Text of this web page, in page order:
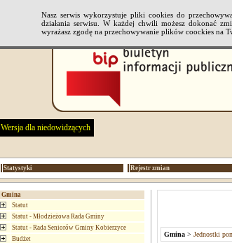
Nasz serwis wykorzystuje pliki cookies do
działania serwisu. W każdej chwili możesz dokonać
wyrażasz zgodę na przechowywanie plików coockies na
Wersja dla niedowidzących
Statystyki Rejestr zmian
Gmina
Statut
Statut - Młodzieżowa Rada Gminy
Statut - Rada Seniorów Gminy Kobierzyce
Budżet
Gmina> Jednostki